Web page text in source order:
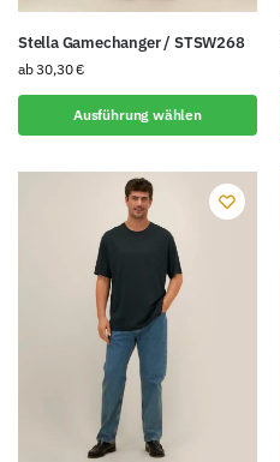
Stella Gamechanger / STSW268
ab30,30€
Ausführung wählen